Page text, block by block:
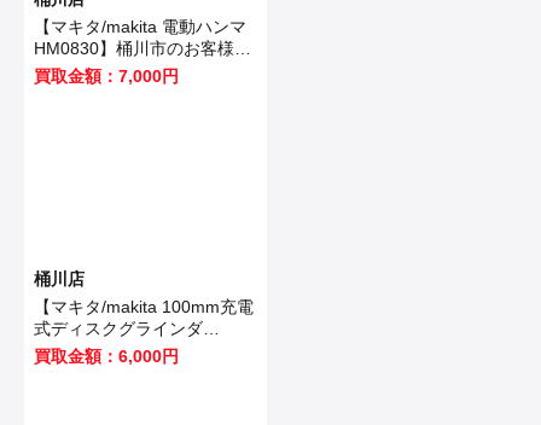
【マキタ/makita 電動ハンマ
HM0830】桶川市のお客様か
ら買取いたしました！
買取金額：7,000円
桶川店
【マキタ/makita 100mm充電
式ディスクグラインダ
GA403DRGN】桶川市のお客
様から買取いたしました！
買取金額：6,000円